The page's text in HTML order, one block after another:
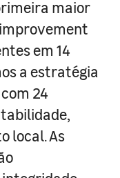
maior
em 14
a estratégia
24
local. As